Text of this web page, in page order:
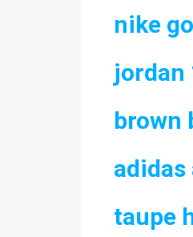
nike
jordan
brown
taupe